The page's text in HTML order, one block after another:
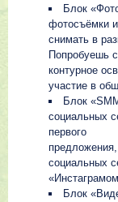
Блок
фотосъёмки
снимать в
Попробуешь
контурное
участие в
Блок
социальных
первого
социальных
Блок